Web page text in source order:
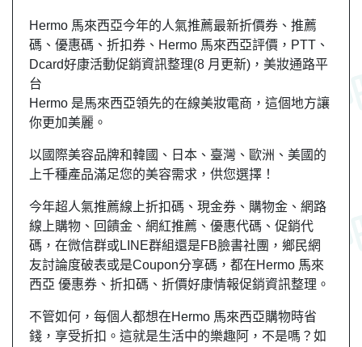
Hermo 馬來西亞今年的人氣推薦最新折價券、推薦
碼、優惠碼、折扣券、Hermo 馬來西亞評價，PTT、
Dcard好康活動促銷資訊整理(8 月更新)，美妝通路平
台
Hermo 是馬來西亞領先的在線美妝電商，這個地方讓
你更加美麗。
以國際美容品牌和韓國、日本、臺灣、歐洲、美國的
上千種產品滿足您的美容需求，供您選擇！
今年超人氣推薦線上折扣碼、現金券、購物金、網路
線上購物、回饋金、網紅推薦、優惠代碼、促銷代
碼，在微信群或LINE群組還是FB臉書社團， 鄉民網
友討論度破表或是Coupon分享碼，都在Hermo 馬來
西亞 優惠券、折扣碼、折價好康情報促銷資訊整理。
不管如何，每個人都想在Hermo 馬來西亞購物時省
錢，享受折扣。這就是生活中的樂趣阿，不是嗎？如